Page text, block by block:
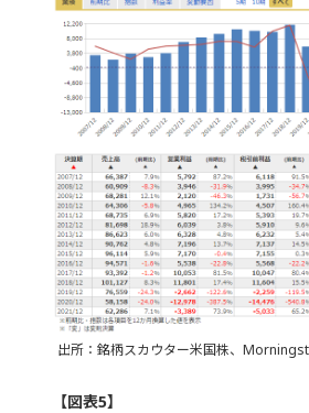
出所：銘柄スカウター米国株、
【図表5】